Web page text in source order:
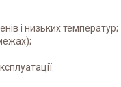
і низьких температур;